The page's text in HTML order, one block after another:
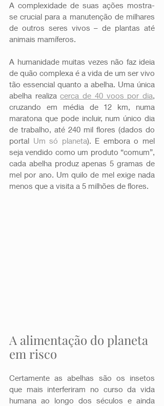
A complexidade de suas ações mostra-
se crucial para a manutenção de milhares
de outros seres vivos – de plantas até
animais mamíferos.
A humanidade muitas vezes não faz ideia
de quão complexa é a vida de um ser vivo
tão essencial quanto a abelha. Uma única
abelha realiza cerca de 40 voos por dia,
cruzando em média de 12 km, numa
maratona que pode incluir, num único dia
de trabalho, até 240 mil flores (dados do
portal Um só planeta). E embora o mel
seja vendido como um produto “comum”,
cada abelha produz apenas 5 gramas de
mel por ano. Um quilo de mel exige nada
menos que a visita a 5 milhões de flores.
A alimentação do planeta
em risco
Certamente as abelhas são os insetos
que mais interferiram no curso da vida
humana ao longo dos séculos e ainda